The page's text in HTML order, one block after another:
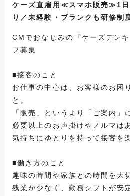
ケーズ直雇用≪スマホ販売≫1
り／未経験・ブランクも研修制
CMでおなじみの『ケーズデン
フ募集
■接客のこと
お仕事の中心は、お客様のお困
と。
「販売」というより「ご案内」
必要以上のお声掛けやノルマは
気持ちにゆとりを持って接客を
■働き方のこと
趣味の時間や家族との時間を大
残業が少なく、勤務シフトが安